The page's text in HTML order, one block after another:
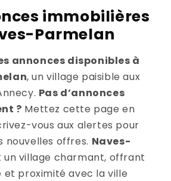
immobilières
Parmelan
annonces disponibles à
, un village paisible aux
Pas d’annonces
? Mettez cette page en
vous aux alertes pour
nouvelles offres. Naves-
un village charmant, offrant
et proximité avec la ville